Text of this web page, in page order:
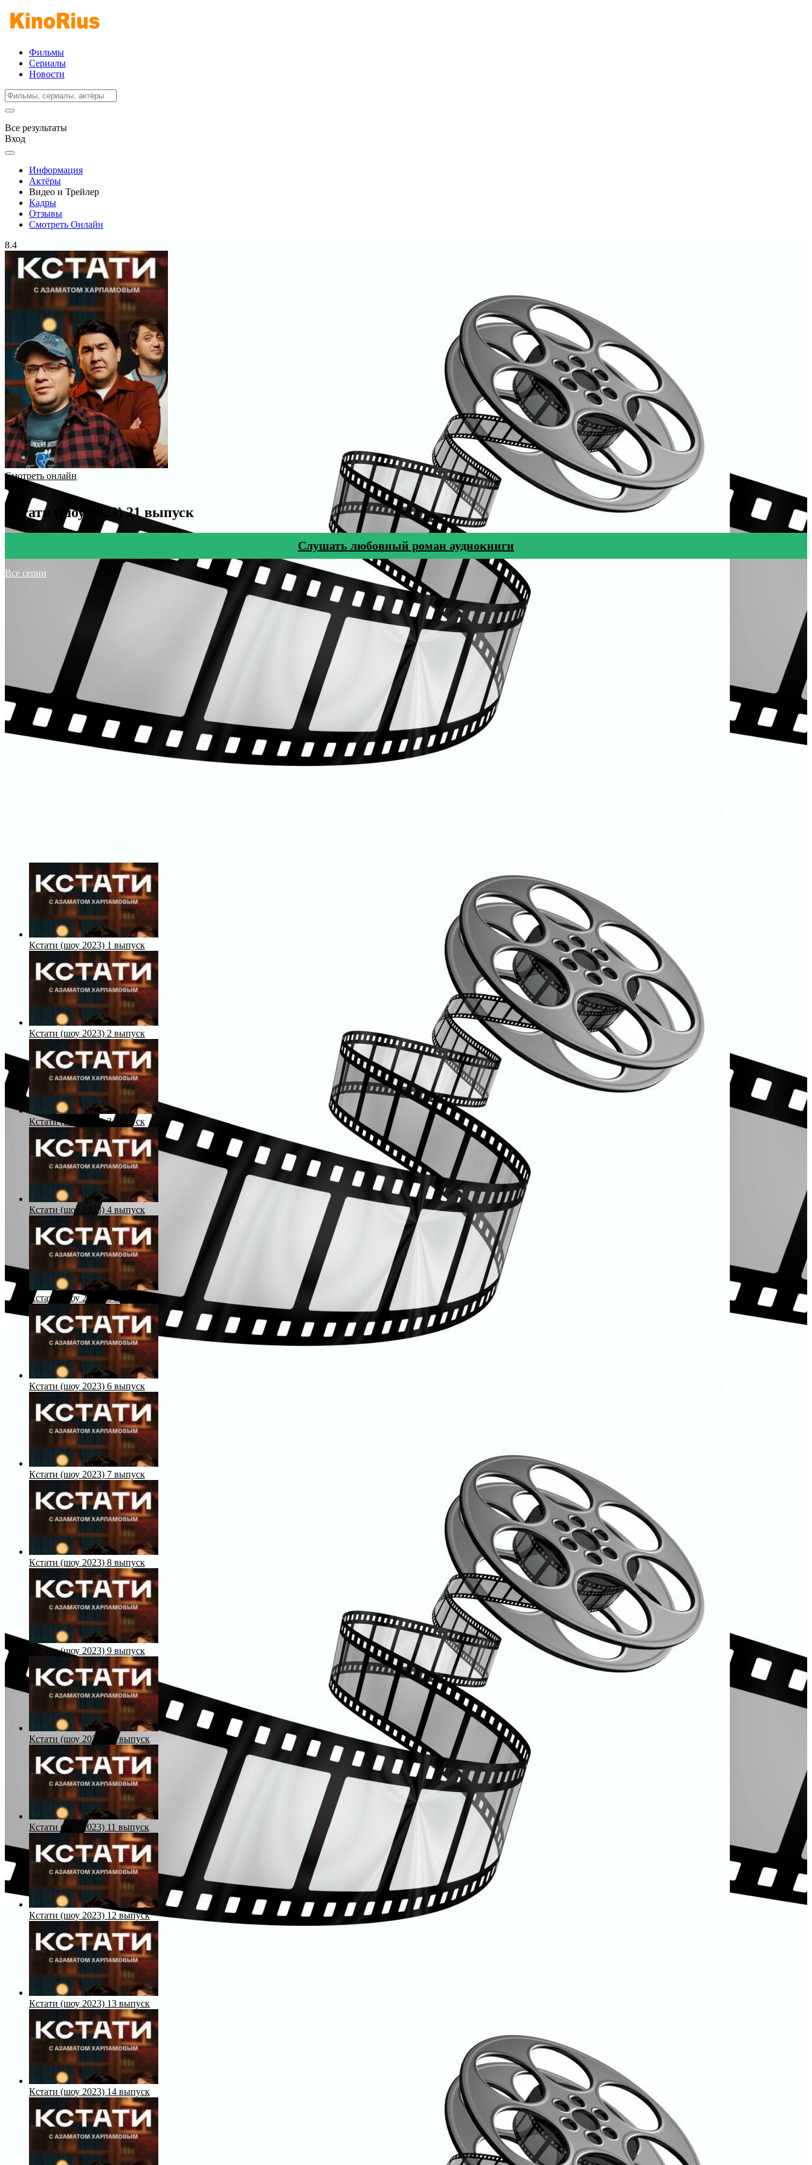
Фильмы
Сериалы
Новости
Все результаты
Вход
Информация
Актёры
Видео и Трейлер
Кадры
Отзывы
Смотреть Онлайн
8.4
Смотреть онлайн
Кстати (шоу 2023) 21 выпуск
Cлушать любовный роман аудиокниги
Все серии
Кстати (шоу 2023) 1 выпуск
Кстати (шоу 2023) 2 выпуск
Кстати (шоу 2023) 3 выпуск
Кстати (шоу 2023) 4 выпуск
Кстати (шоу 2023) 5 выпуск
Кстати (шоу 2023) 6 выпуск
Кстати (шоу 2023) 7 выпуск
Кстати (шоу 2023) 8 выпуск
Кстати (шоу 2023) 9 выпуск
Кстати (шоу 2023) 10 выпуск
Кстати (шоу 2023) 11 выпуск
Кстати (шоу 2023) 12 выпуск
Кстати (шоу 2023) 13 выпуск
Кстати (шоу 2023) 14 выпуск